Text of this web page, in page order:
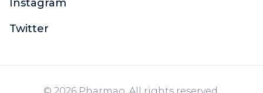
Instagram
Twitter